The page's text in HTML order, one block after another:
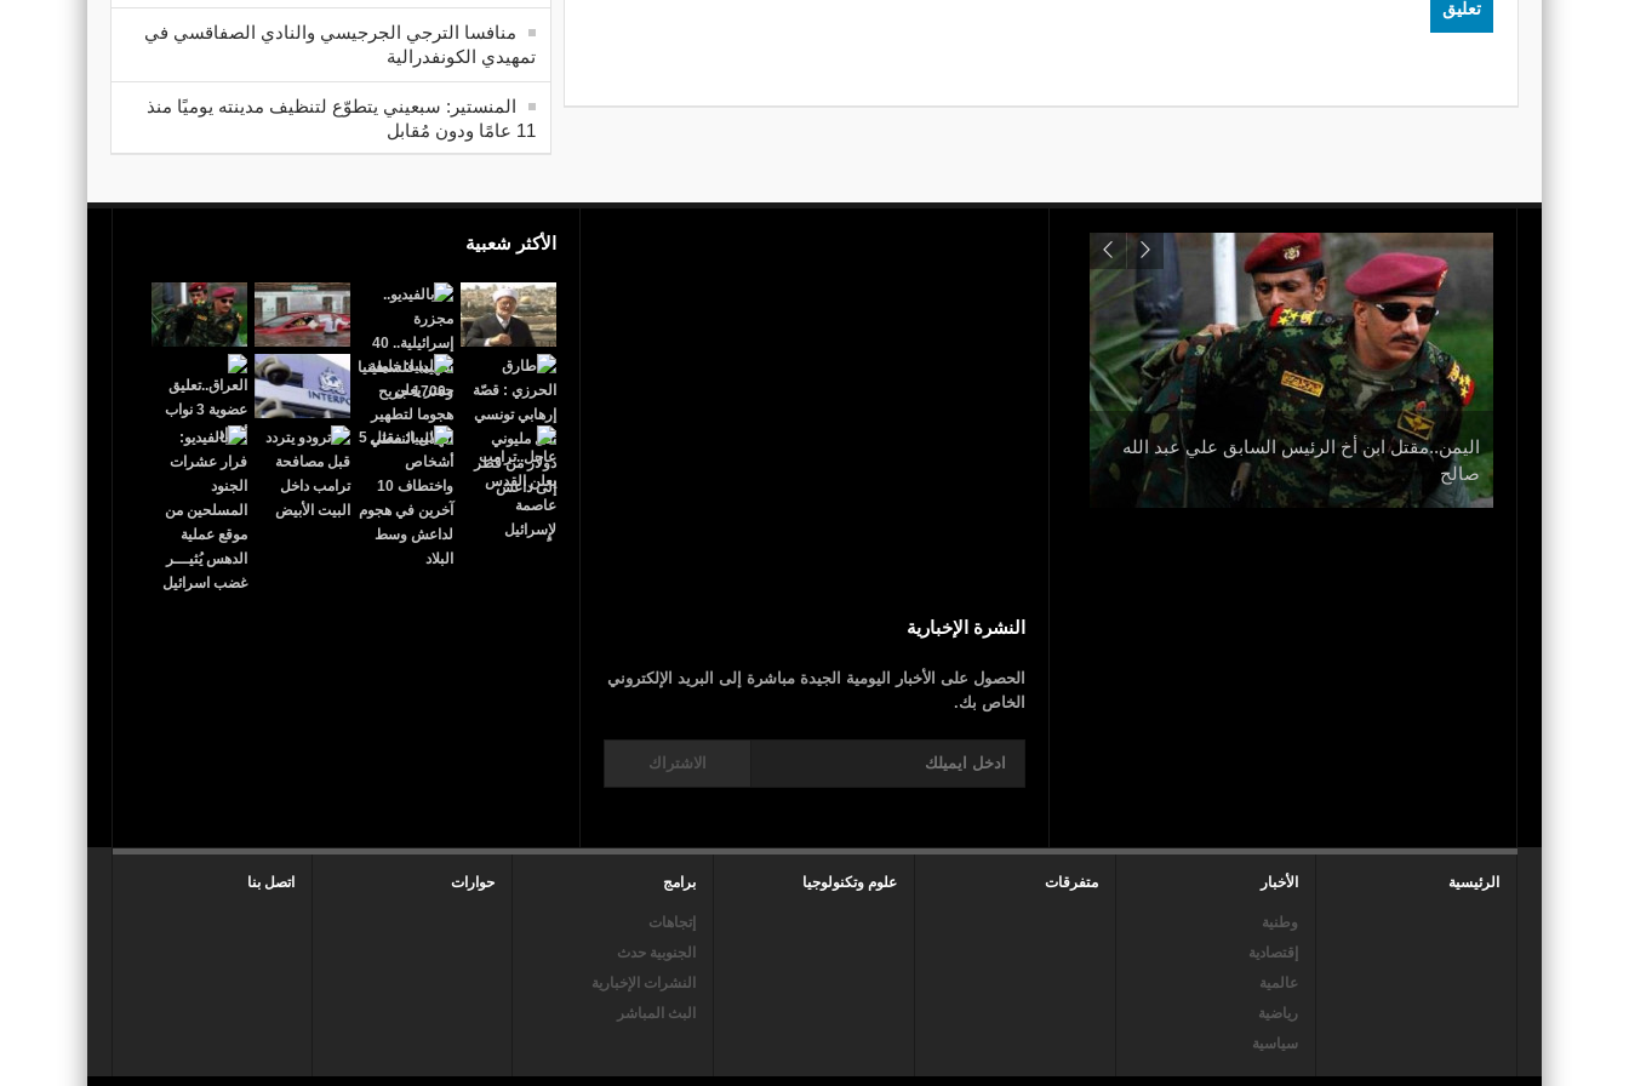
منافسا الترجي الجرجيسي والنادي الصفاقسي في
تمهيدي الكونفدرالية
المنستير: سبعيني يتطوّع لتنظيف مدينته يوميًا منذ
11 عامًا ودون مُقابل
اليمن..مقتل ابن أخ الرئيس السابق علي عبد الله
صالح
عاجل..ترامب يعلن القدس عاصمة لإٍسرائيل
النشرة الإخبارية
الحصول على الأخبار اليومية الجيدة مباشرة إلى البريد الإلكتروني
الخاص بك.
الاشتراك
الأكثر شعبية
الرئيسية الأخبار
وطنية
إقتصادية
عالمية
رياضية
سياسية
متفرقات علوم وتكنولوجيا برامج
إتجاهات
الجنوبية حدث
النشرات الإخبارية
البث المباشر
حوارات اتصل بنا